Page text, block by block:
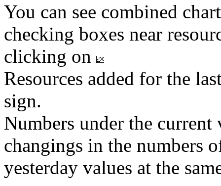
You can see combined
checking boxes near
clicking on
Resources added for the
sign.
Numbers under the
changings in the numbers
yesterday values at the